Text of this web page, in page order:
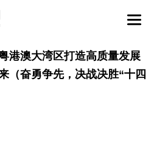
港澳大湾区打造高质量发展
奋勇争先，决战决胜“十四